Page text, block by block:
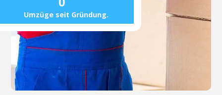
Umzüge seit Gründung.